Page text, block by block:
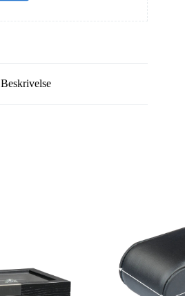
Beskrivelse